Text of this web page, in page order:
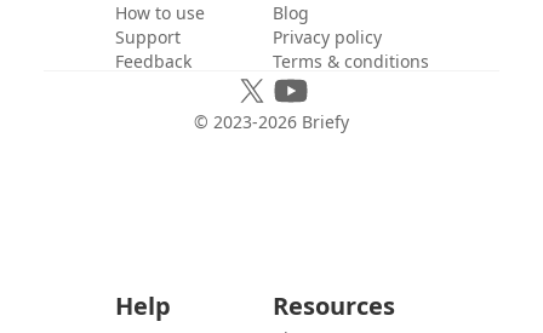
How to use
Support
Feedback
Blog
Privacy policy
Terms & conditions
© 2023-2026 Briefy
Help Resources